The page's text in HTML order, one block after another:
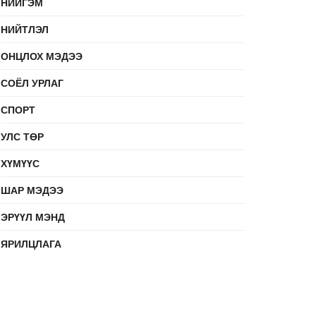
НИЙТЛЭЛ
ОНЦЛОХ МЭДЭЭ
СОЁЛ УРЛАГ
СПОРТ
УЛС ТӨР
ХҮМҮҮС
ШАР МЭДЭЭ
ЭРҮҮЛ МЭНД
ЯРИЛЦЛАГА